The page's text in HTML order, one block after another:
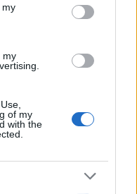
my
my
of my
with the